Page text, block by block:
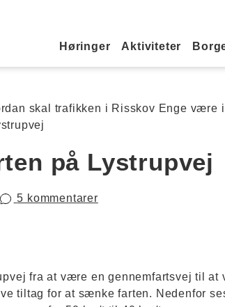
Primær navigation
Høringer Aktiviteter
skal trafikken i Risskov Enge være
på Lystrupvej
5 kommentarer
fra at være en gennemfartsvej til
tiltag for at sænke farten. Nedenfor